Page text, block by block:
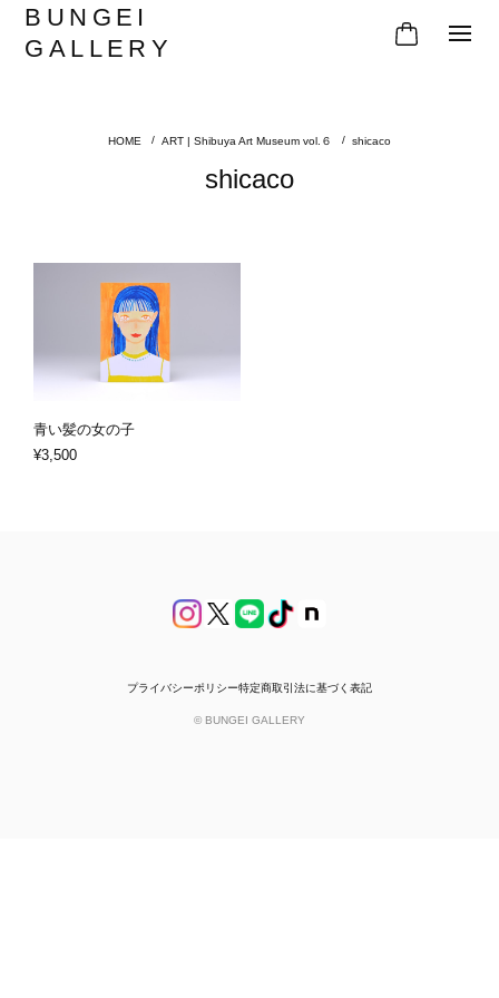
BUNGEI
GALLERY
ART | Shibuya Art Museum vol.６ shicaco
shicaco
青い髪の女の子
¥3,500
プライバシーポリシー特定商取引法に基づく表記
© BUNGEI GALLERY